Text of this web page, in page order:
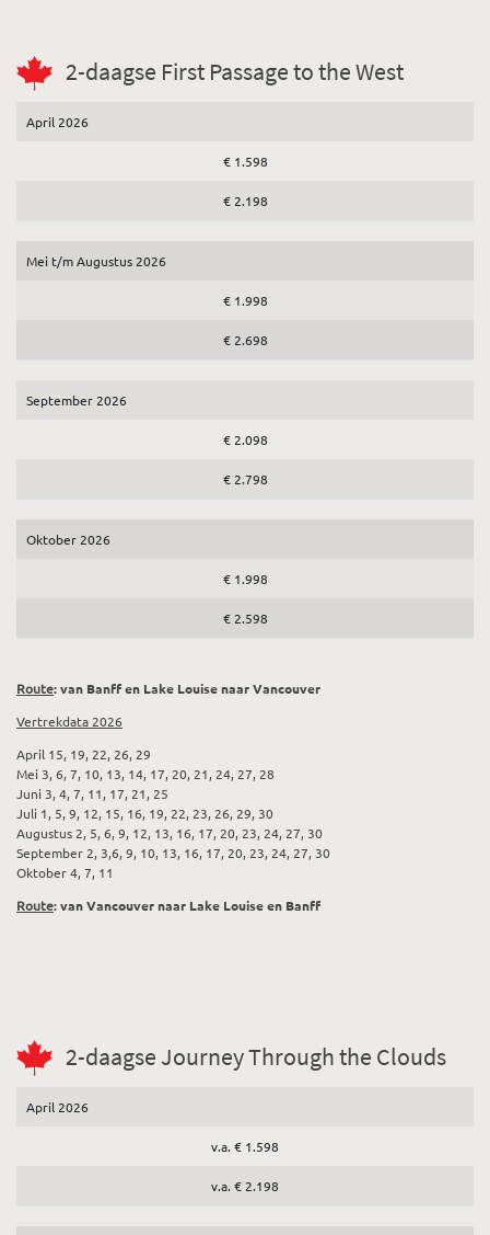
2-daagse First Passage to the West
April 2026
€ 1.598
€ 2.198
Mei t/m Augustus 2026
€ 1.998
€ 2.698
September 2026
€ 2.098
€ 2.798
Oktober 2026
€ 1.998
€ 2.598
Route: van Banff en Lake Louise naar Vancouver
Vertrekdata 2026
April 15, 19, 22, 26, 29
Mei 3, 6, 7, 10, 13, 14, 17, 20, 21, 24, 27, 28
Juni 3, 4, 7, 11, 17, 21, 25
Juli 1, 5, 9, 12, 15, 16, 19, 22, 23, 26, 29, 30
Augustus 2, 5, 6, 9, 12, 13, 16, 17, 20, 23, 24, 27, 30
September 2, 3,6, 9, 10, 13, 16, 17, 20, 23, 24, 27, 30
Oktober 4, 7, 11
Route: van Vancouver naar Lake Louise en Banff
2-daagse Journey Through the Clouds
April 2026
v.a. € 1.598
v.a. € 2.198